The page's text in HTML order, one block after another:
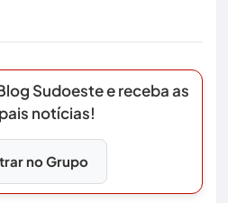
Sudoeste e receba as
notícias!
no Grupo